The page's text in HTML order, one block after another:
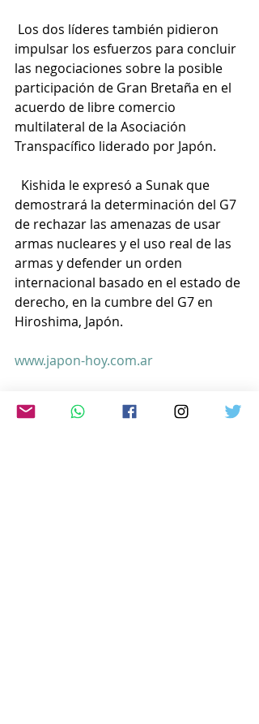
impulsar los esfuerzos para concluir
las negociaciones sobre la posible
participación de Gran Bretaña en el
acuerdo de libre comercio
multilateral de la Asociación
Transpacífico liderado por Japón.
demostrará la determinación del G7
de rechazar las amenazas de usar
armas nucleares y el uso real de las
armas y defender un orden
internacional basado en el estado de
derecho, en la cumbre del G7 en
Hiroshima, Japón.
www.japon-hoy.com.ar